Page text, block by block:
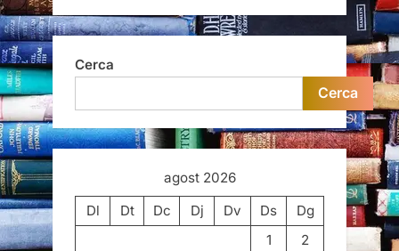
Cerca
Cerca
agost 2026
Dl
Dt Dc Dj Dv Ds
Dg
1
2